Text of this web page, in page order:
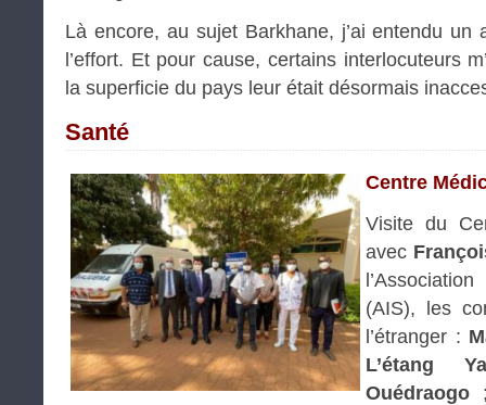
Là encore, au sujet Barkhane, j’ai entendu un
l’effort. Et pour cause, certains interlocuteurs
la superficie du pays leur était désormais
Santé
Centre
Visite du
avec
(AIS), les
l’étranger :
L’étang
Ouédraogo